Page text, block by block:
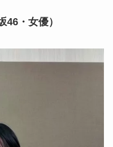
46・女優）